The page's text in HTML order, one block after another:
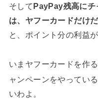
そしてPayPay残高にチ
は、ヤフーカードだけ
と、ポイント分の利益
いまヤフーカードを作る
ャンペーンをやってい
いわよ。